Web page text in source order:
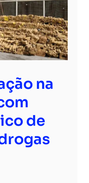
na
de